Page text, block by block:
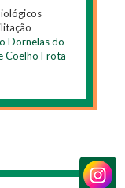
Dornelas do
Coelho Frota